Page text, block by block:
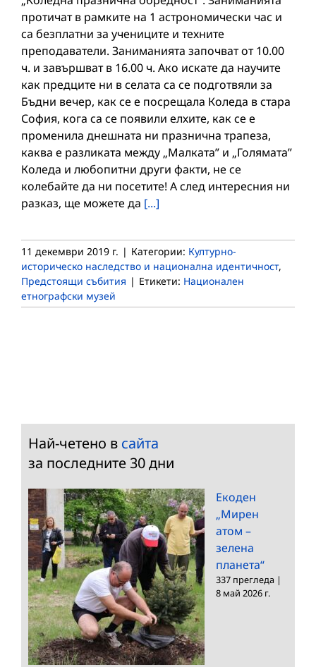
протичат в рамките на 1 астрономически час и
са бeзплатни за учениците и техните
преподаватели. Заниманията започват от 10.00
ч. и завършват в 16.00 ч. Ако искате да научите
как предците ни в селата са се подготвяли за
Бъдни вечер, как се е посрещала Коледа в стара
София, кога са се появили елхите, как се е
променила днешната ни празнична трапеза,
каква е разликата между „Малката” и „Голямата”
Коледа и любопитни други факти, не се
колебайте да ни посетите! А след интересния ни
разказ, ще можете да [...]
11 декември 2019 г. | Категории: Културно-
историческо наследство и национална идентичност,
Предстоящи събития | Етикети: Национален
етнографски музей
Най-четено в сайта
за последните 30 дни
Екоден
„Мирен
атом –
зелена
планета“
337 прегледа |
8 май 2026 г.